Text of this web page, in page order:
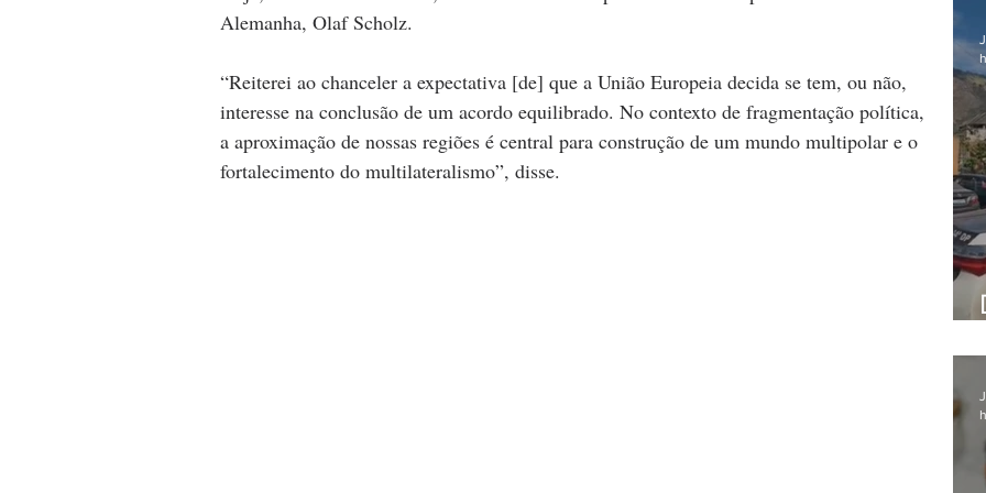
Alemanha, Olaf Scholz.
“Reiterei ao chanceler a expectativa [de] que a União Europeia decida se tem, ou não,
interesse na conclusão de um acordo equilibrado. No contexto de fragmentação política,
a aproximação de nossas regiões é central para construção de um mundo multipolar e o
fortalecimento do multilateralismo”, disse.